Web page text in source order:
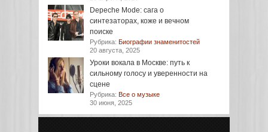
Depeche Mode: сага о
синтезаторах, коже и вечном
поиске
Рубрика: Биографии знаменитостей
20 августа, 2025
Уроки вокала в Москве: путь к
сильному голосу и уверенности на
сцене
Рубрика: Все о музыке
30 июня, 2025